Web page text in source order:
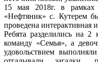
15 мая 2018г. в
«Нефтяник» с. Кутерем
проведена интерактивная
Ребята разделились на
команду «Семья», а
удовольствием